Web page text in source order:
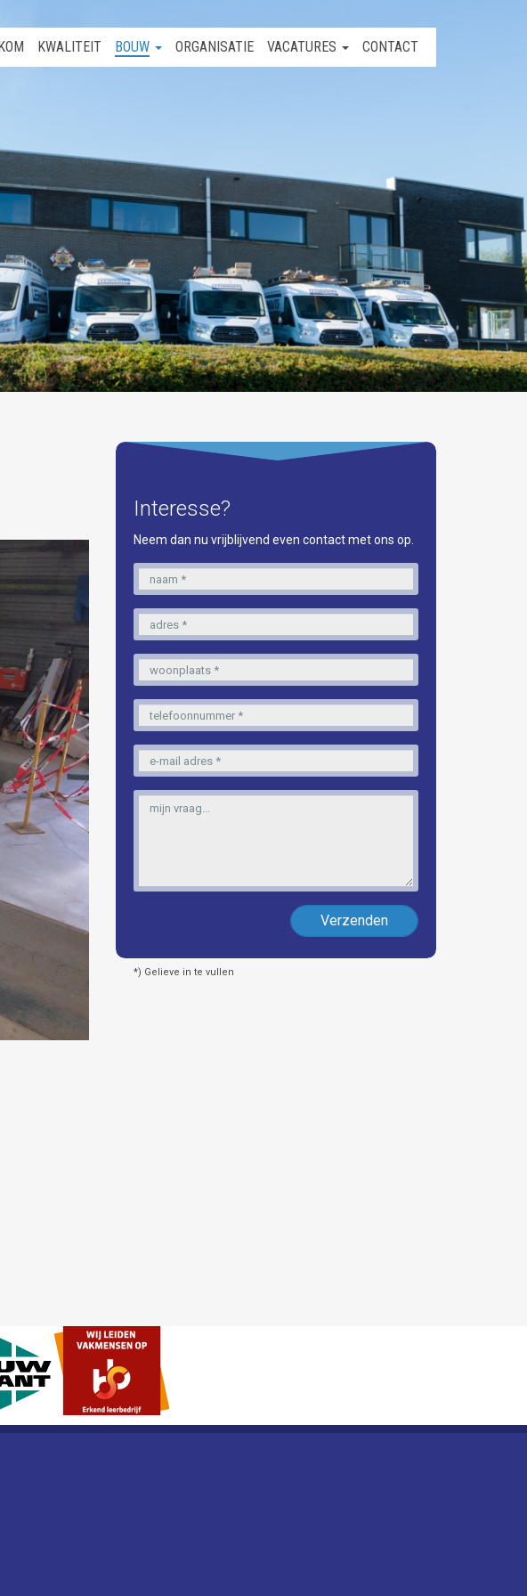
KWALITEIT BOUW ORGANISATIE VACATURES CONTACT
Interesse?
Neem dan nu vrijblijvend even contact met ons op.
Verzenden
*) Gelieve in te vullen